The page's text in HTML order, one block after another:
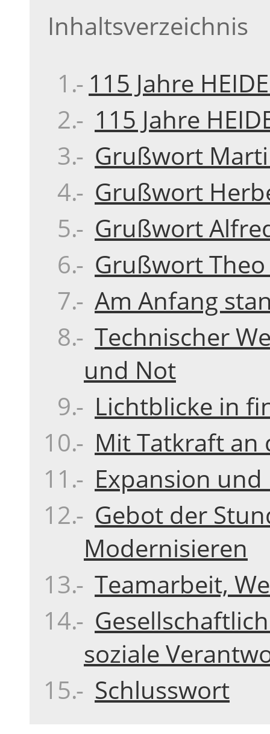
Inhaltsverzeichnis
115 Jahre
115 Jahre
Grußwort
Grußwort
Grußwort
Grußwort
Am Anfang
Technischer
und Not
Lichtblicke in
Mit Tatkraft an
Expansion
Gebot der
Modernisieren
Teamarbeit,
soziale
Schlusswort